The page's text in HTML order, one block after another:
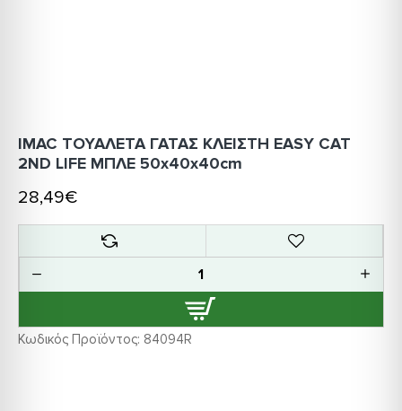
Κωδικός Προϊόντος: 84094R
IMAC ΤΟΥΑΛΕΤΑ ΓΑΤΑΣ ΚΛΕΙΣΤΗ EASY CAT
2ND LIFE ΜΠΛΕ 50x40x40cm
28,49€